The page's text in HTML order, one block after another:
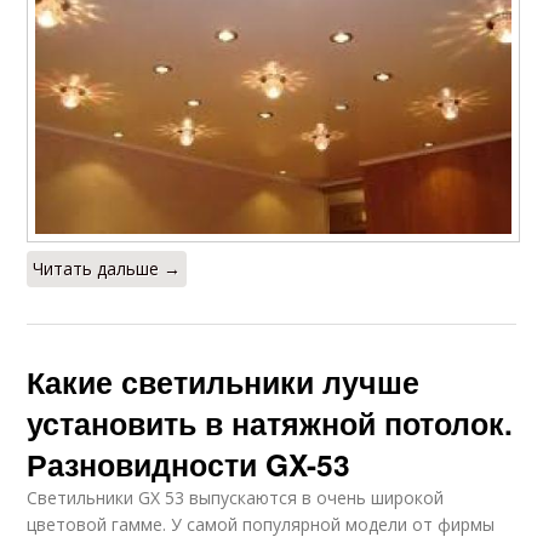
Читать дальше →
Какие светильники лучше
установить в натяжной потолок.
Разновидности GX-53
Светильники GX 53 выпускаются в очень широкой
цветовой гамме. У самой популярной модели от фирмы